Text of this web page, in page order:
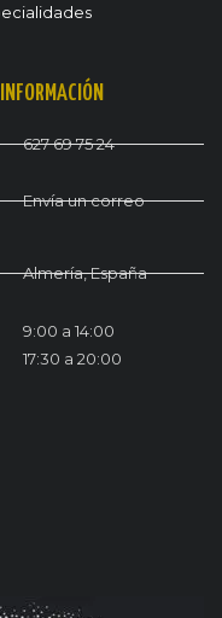
627 69 75 24
Envía un correo
Almería, España
9:00 a 14:00
17:30 a 20:00